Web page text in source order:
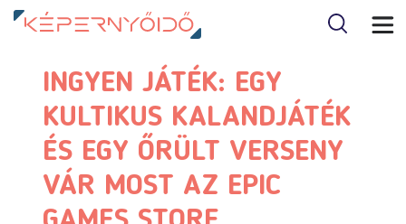
INGYEN JÁTÉK: EGY
KULTIKUS KALANDJÁTÉK
ÉS EGY ŐRÜLT VERSENY
VÁR MOST AZ EPIC